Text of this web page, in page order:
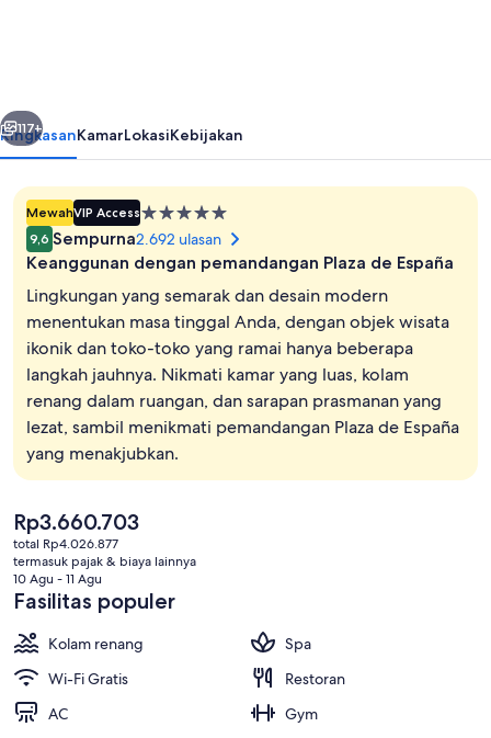
Kolam renang indoor, dengan kursi
Berikutnya
117+
RingkasanKamarLokasiKebijakan
MewahVIP AccessProperti
bintang
5.0
9,6 Sempurna2.692 ulasan
Keanggunan dengan pemandangan Plaza de España
Lingkungan yang semarak dan desain modern
menentukan masa tinggal Anda, dengan objek wisata
ikonik dan toko-toko yang ramai hanya beberapa
langkah jauhnya. Nikmati kamar yang luas, kolam
renang dalam ruangan, dan sarapan prasmanan yang
lezat, sambil menikmati pemandangan Plaza de España
yang menakjubkan.
Harga
saat
ini
Rp3.660.703
Rp3.660.703
total Rp4.026.877
termasuk pajak & biaya lainnya
10 Agu - 11 Agu
Fasilitas populer
Kolam renang
Spa
Wi-Fi Gratis
Restoran
AC
Gym